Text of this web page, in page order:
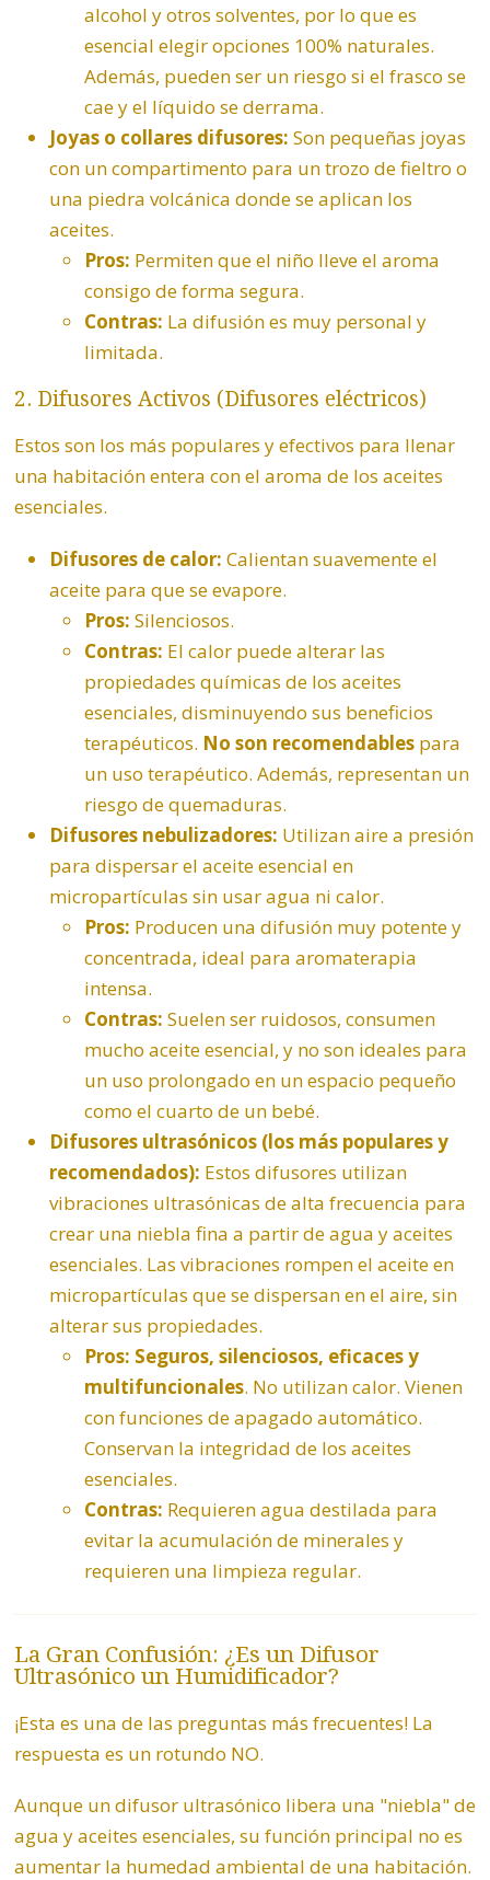
alcohol y otros solventes, por lo que es
esencial elegir opciones 100% naturales.
Además, pueden ser un riesgo si el frasco se
cae y el líquido se derrama.
Joyas o collares difusores: Son pequeñas joyas
con un compartimento para un trozo de fieltro o
una piedra volcánica donde se aplican los
aceites.
Pros: Permiten que el niño lleve el aroma
consigo de forma segura.
Contras: La difusión es muy personal y
limitada.
2. Difusores Activos (Difusores eléctricos)
Estos son los más populares y efectivos para llenar
una habitación entera con el aroma de los aceites
esenciales.
Difusores de calor: Calientan suavemente el
aceite para que se evapore.
Pros: Silenciosos.
Contras: El calor puede alterar las
propiedades químicas de los aceites
esenciales, disminuyendo sus beneficios
terapéuticos. No son recomendablespara
un uso terapéutico. Además, representan un
riesgo de quemaduras.
Difusores nebulizadores: Utilizan aire a presión
para dispersar el aceite esencial en
micropartículas sin usar agua ni calor.
Pros: Producen una difusión muy potente y
concentrada, ideal para aromaterapia
intensa.
Contras: Suelen ser ruidosos, consumen
mucho aceite esencial, y no son ideales para
un uso prolongado en un espacio pequeño
como el cuarto de un bebé.
Difusores ultrasónicos (los más populares y
recomendados): Estos difusores utilizan
vibraciones ultrasónicas de alta frecuencia para
crear una niebla fina a partir de agua y aceites
esenciales. Las vibraciones rompen el aceite en
micropartículas que se dispersan en el aire, sin
alterar sus propiedades.
Pros: Seguros, silenciosos, eficaces y
multifuncionales. No utilizan calor. Vienen
con funciones de apagado automático.
Conservan la integridad de los aceites
esenciales.
Contras: Requieren agua destilada para
evitar la acumulación de minerales y
requieren una limpieza regular.
La Gran Confusión: ¿Es un Difusor
Ultrasónico un Humidificador?
¡Esta es una de las preguntas más frecuentes! La
respuesta es un rotundo NO.
Aunque un difusor ultrasónico libera una "niebla" de
agua y aceites esenciales, su función principal no es
aumentar la humedad ambiental de una habitación.